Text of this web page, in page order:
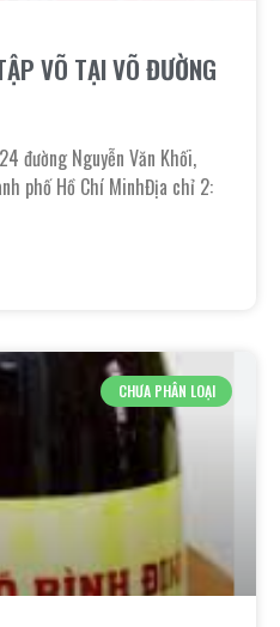
VÕ TẠI VÕ ĐƯỜNG
đường Nguyễn Văn Khối,
phố Hồ Chí MinhĐịa chỉ 2:
CHƯA PHÂN LOẠI